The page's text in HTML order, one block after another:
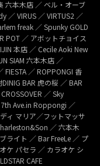
六本木店 ／ ベル・オーブ
／ VIRUS ／ VIRTUS2 ／
freak ／ Spunky GOLD
POT ／ アボットチョイス
本店 ／ Cecile Aoki New
SIAM 六本木店 ／
／ ROPPONGI 香
BAR 虎の桜 ／ BAR
／ Sky
Ave.in Roppongi ／
ィ マリア／フットマッサ
／ 六本木
ライト ／ Bar FreeLe ／ プ
ケ パセラ ／ カラオケ シ
CAFE